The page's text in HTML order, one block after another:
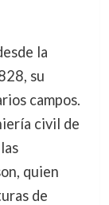
la
su
campos.
civil de
quien
de